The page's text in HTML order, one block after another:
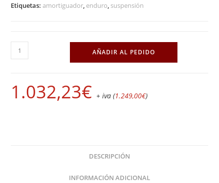
Etiquetas:amortiguador, enduro, suspensión
EXT
ARIA
AÑADIR AL PEDIDO
1.032,23€ + iva (1.249,00€)
DESCRIPCIÓN
INFORMACIÓN ADICIONAL